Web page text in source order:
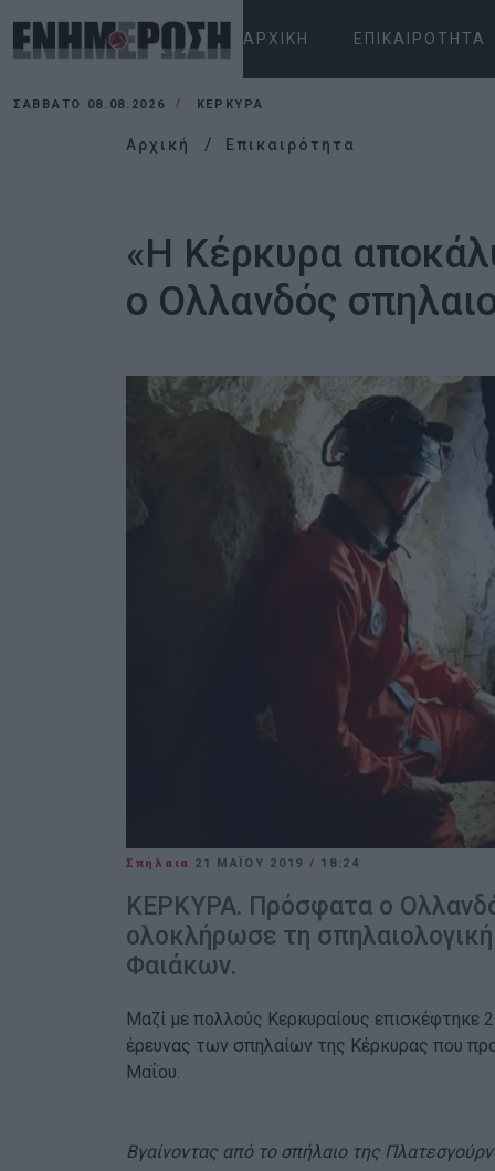
ΑΡΧΙΚΉ ΕΠΙΚΑΙΡΌΤΗΤΑ
ΣΆΒΒΑΤΟ 08.08.2026 ΚΕΡΚΥΡΑ
Αρχική Επικαιρότητα
«Η Κέρκυρα
ο Ολλανδός
Σπήλαια 21 ΜΑΪ́ΟΥ 2019 / 18:24
ΚΕΡΚΥΡΑ. Πρόσφατα ο
ολοκλήρωσε τη
Φαιάκων.
Μαζί με πολλούς Κερκυραίους επισκέφτηκε
έρευνας των σπηλαίων της Κέρκυρας που
Μαΐου.
Βγαίνοντας από το σπήλαιο της